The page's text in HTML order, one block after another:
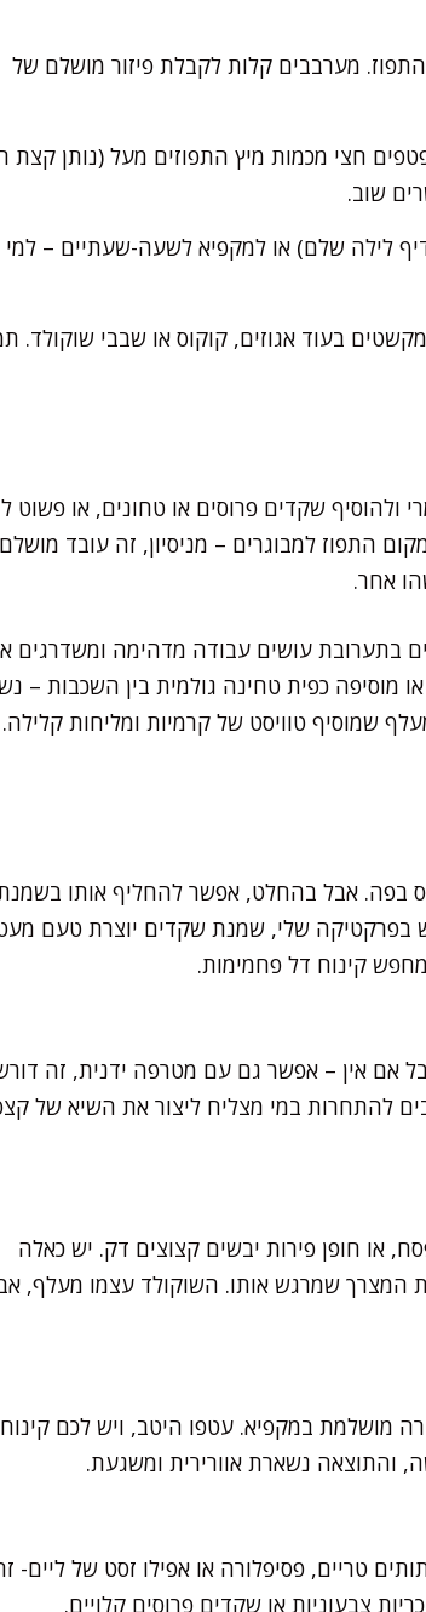
מערבבים קלות לקבלת פיזור מושלם של
חצי מכמות מיץ התפוזים מעל (נותן קצת
שוב.
למקרר ל-6 שעות לפחות (עדיף לילה שלם) או למקפיא לשעה-שעתיים
בעוד אגוזים, קוקוס או שבבי שוקולד.
שקדים פרוסים או טחונים, או פשוט
התפוז למבוגרים – מניסיון, זה עובד מושלם
אחר.
בתערובת עושים עבודה מדהימה ומשדרגים
מוסיפה כפית טחינה גולמית בין השכבות –
שמוסיף טוויסט של קרמיות ומליחות קלילה.
בפה. אבל בהחלט, אפשר להחליף אותו
בפרקטיקה שלי, שמנת שקדים יוצרת טעם
קינוח דל פחמימות.
אם אין – אפשר גם עם מטרפה ידנית, זה
להתחרות במי מצליח ליצור את השיא של
או חופן פירות יבשים קצוצים דק. יש כאלה
המצרך שמרגש אותו. השוקולד עצמו מעלף,
מושלמת במקפיא. עטפו היטב, ויש לכם
טריים, פסיפלורה או אפילו זסט של ליים-
צבעוניות או שקדים פרוסים קלויים.